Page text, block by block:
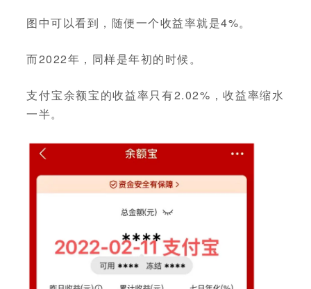
图中可以看到，随便一个收益率就是4%。
而2022年，同样是年初的时候。
支付宝余额宝的收益率只有2.02%，收益率缩水
一半。